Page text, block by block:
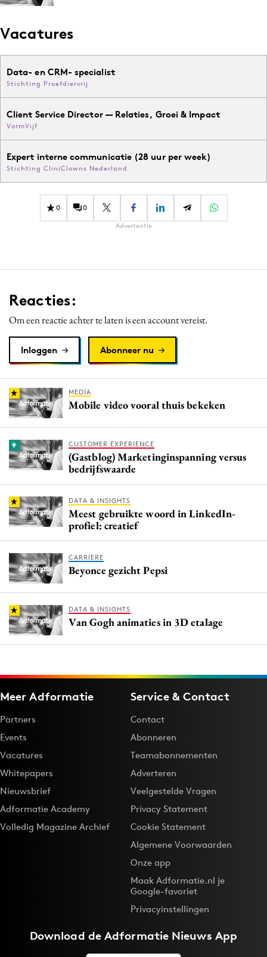
Vacatures
Data- en CRM- specialist
Stichting Proefdiervrij
Client Service Director — Relaties, Groei & Impact
VormVijf
Expert interne communicatie (28 uur per week)
Stichting CliniClowns Nederland
0 0
Advertentie
Reacties:
Om een reactie achter te laten is een account vereist.
Inloggen Abonneer nu
MEDIA
Mobile video vooral thuis bekeken
CUSTOMER EXPERIENCE
(Gastblog) Marketinginspanning versus
bedrijfswaarde
DATA & INSIGHTS
Meest gebruikte woord in LinkedIn-
profiel: creatief
CARRIERE
Beyonce gezicht Pepsi
DATA & INSIGHTS
Van Gogh animaties in 3D etalage
Meer Adformatie
Partners
Events
Vacatures
Whitepapers
Nieuwsbrief
Adformatie Academy
Volledig Magazine Archief
Service & Contact
Contact
Abonneren
Teamabonnementen
Adverteren
Veelgestelde Vragen
Privacy Statement
Cookie Statement
Algemene Voorwaarden
Onze app
Maak Adformatie.nl je
Google-favoriet
Privacyinstellingen
Download deAdformatie Nieuws App